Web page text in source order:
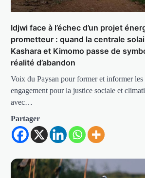
Idjwi face à l’échec d’un projet
prometteur : quand la centrale
Kashara et Kimomo passe de
réalité d’abandon
Voix du Paysan pour former et informer les
engagement pour la justice sociale et
avec…
Partager